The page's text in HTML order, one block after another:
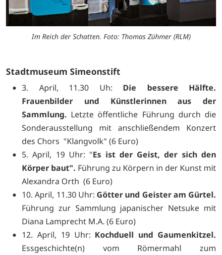
Im Reich der Schatten. Foto: Thomas Zühmer (RLM)
Stadtmuseum Simeonstift
3. April, 11.30 Uh: Die bessere Hälfte.
Frauenbilder und Künstlerinnen aus der
Sammlung. Letzte öffentliche Führung durch die
Sonderausstellung mit anschließendem Konzert
des Chors "Klangvolk" (6 Euro)
5. April, 19 Uhr: "Es ist der Geist, der sich den
Körper baut". Führung zu Körpern in der Kunst mit
Alexandra Orth (6 Euro)
10. April, 11.30 Uhr: Götter und Geister am Gürtel.
Führung zur Sammlung japanischer Netsuke mit
Diana Lamprecht M.A. (6 Euro)
12. April, 19 Uhr: Kochduell und Gaumenkitzel.
Essgeschichte(n) vom Römermahl zum